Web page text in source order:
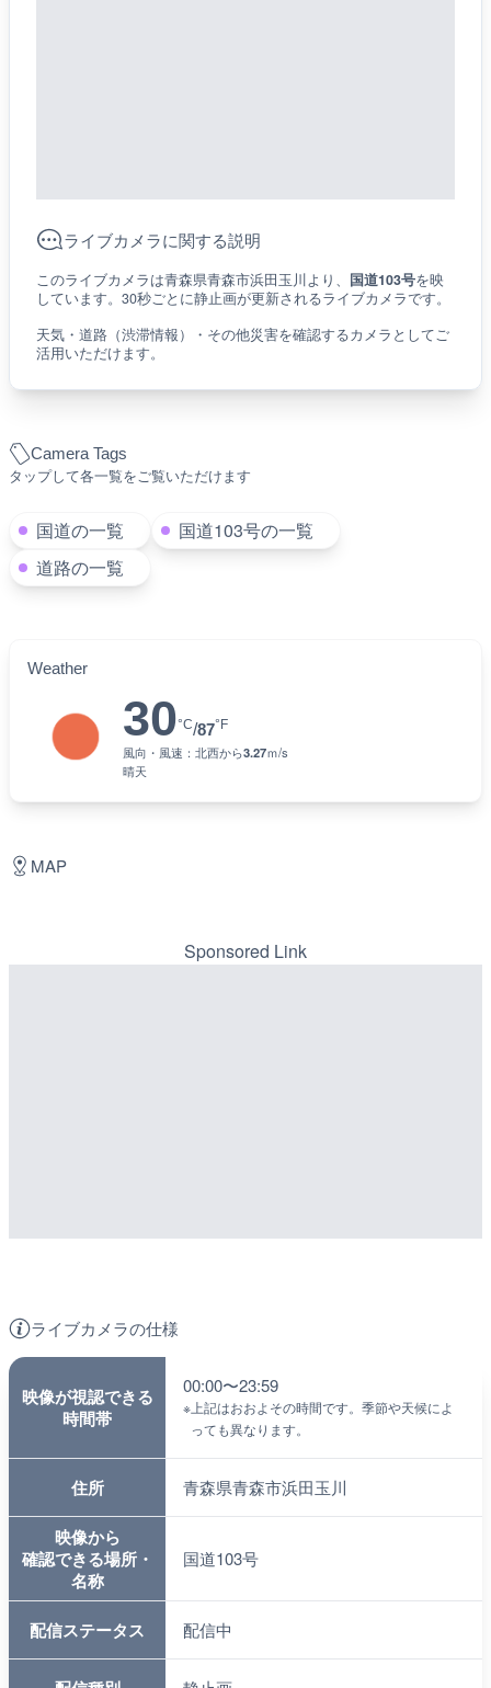
Camera Tags
タップして各一覧をご覧いただけます
国道の一覧
国道103号の一覧
道路の一覧
Weather
30°C/87°F
風向・風速： 北西から3.27ｍ/s
晴天
ライブカメラに関する説明
このライブカメラは青森県青森市浜田玉川より、 国道103号を映
しています。30秒ごとに静止画が更新されるライブカメラです。
天気・道路（渋滞情報）・その他災害を確認するカメラとしてご
活用いただけます。
ライブカメラの仕様
映像が視認できる
時間帯
00:00〜23:59
※ 上記はおおよその時間です。季節や天候によ
っても異なります。
住所 青森県青森市浜田玉川
映像から
確認できる場所・
名称
国道103号
配信ステータス 配信中
MAP
Sponsored Link